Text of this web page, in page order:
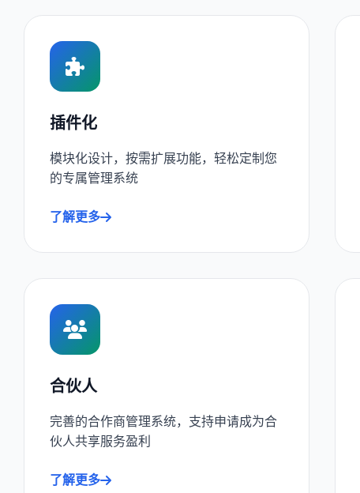
插件化
模块化设计，按需扩展功能，轻松定制您
的专属管理系统
了解更多
合伙人
完善的合作商管理系统，支持申请成为合
伙人共享服务盈利
了解更多